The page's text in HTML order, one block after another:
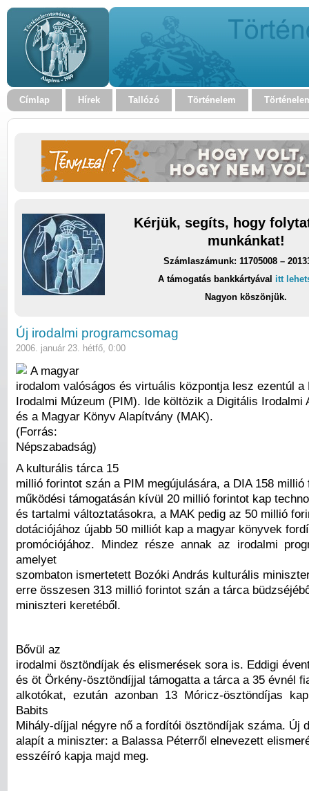
Címlap Hírek Tallózó Történelem
Kérjük, segíts, hogy
munkánkat!
Számlaszámunk: 11705008 –
A támogatás bankkártyával itt
Nagyon köszönjük.
Új irodalmi programcsomag
2006. január 23. hétfő, 0:00
A magyar
irodalom valóságos és virtuális központja lesz ezentúl a
Irodalmi Múzeum (PIM). Ide költözik a Digitális Irodalmi
és a Magyar Könyv Alapítvány (MAK).
(Forrás:
Népszabadság)
A kulturális tárca 15
millió forintot szán a PIM megújulására, a DIA 158 millió
működési támogatásán kívül 20 millió forintot kap
és tartalmi változtatásokra, a MAK pedig az 50 millió
dotációjához újabb 50 milliót kap a magyar könyvek
promóciójához. Mindez része annak az irodalmi
amelyet
szombaton ismertetett Bozóki András kulturális
erre összesen 313 millió forintot szán a tárca
miniszteri keretéből.
Bővül az
irodalmi ösztöndíjak és elismerések sora is. Eddigi
és öt Örkény-ösztöndíjjal támogatta a tárca a 35 évnél
alkotókat, ezután azonban 13 Móricz-ösztöndíjas
Babits
Mihály-díjjal négyre nő a fordítói ösztöndíjak száma. Új
alapít a miniszter: a Balassa Péterről elnevezett
esszéíró kapja majd meg.